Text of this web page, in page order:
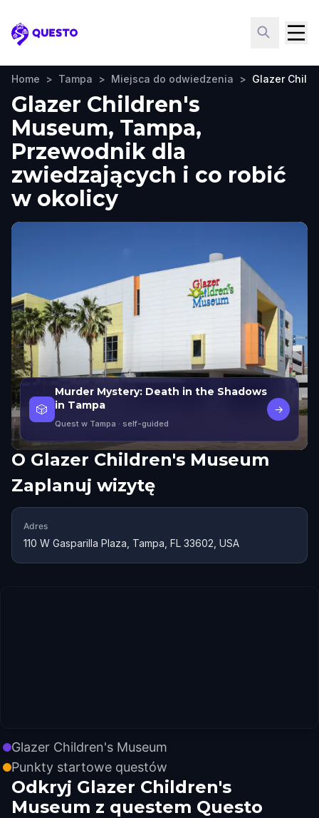
Questo
Home > Tampa > Miejsca do odwiedzenia > Glazer
Glazer Children's
Museum, Tampa,
Przewodnik dla
zwiedzających i co robić
w okolicy
🎲
Murder Mystery: Death in the Shadows
in Tampa
Quest w Tampa · self-guided
→
O Glazer Children's Museum
Zaplanuj wizytę
Adres
110 W Gasparilla Plaza, Tampa, FL 33602, USA
Glazer Children's Museum
Punkty startowe questów
Odkryj Glazer Children's
Museum z questem Questo